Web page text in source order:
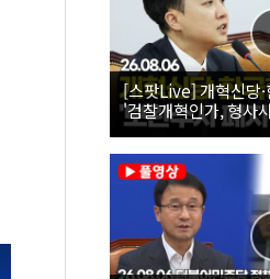
[스팟Live] 개혁신당
'검찰개혁인가, 형사
미나｜26.08.06